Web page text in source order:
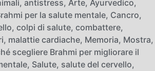
, antistress, Arte, Ayurvedico,
per la salute mentale, Cancro,
, colpi di salute, combattere,
, malattie cardiache, Memoria, Mostra,
scegliere Brahmi per migliorare il
, Salute, salute del cervello,